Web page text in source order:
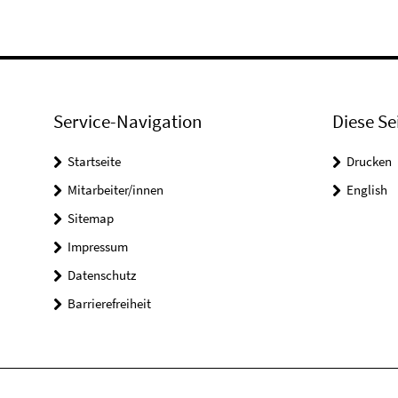
Service-Navigation
Startseite
Mitarbeiter/innen
Sitemap
Impressum
Datenschutz
Barrierefreiheit
Diese
Drucken
English